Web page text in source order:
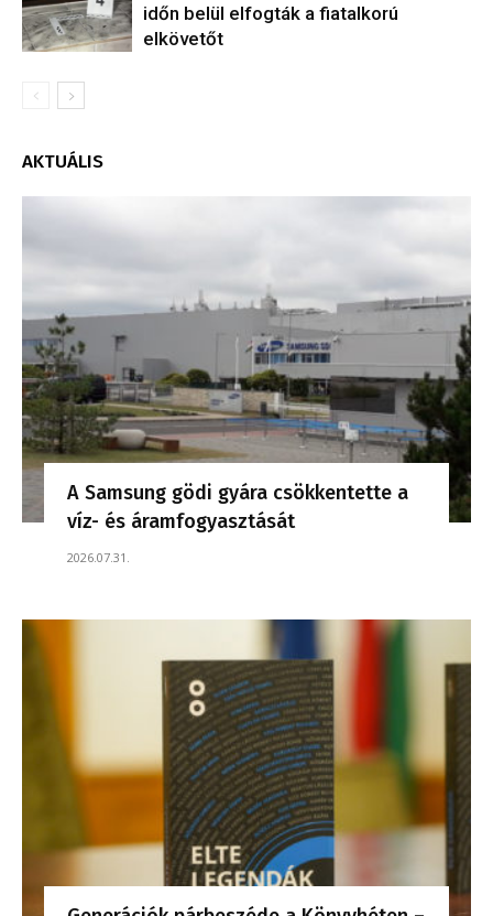
időn belül elfogták a fiatalkorú
elkövetőt
AKTUÁLIS
A Samsung gödi gyára csökkentette a
víz- és áramfogyasztását
2026.07.31.